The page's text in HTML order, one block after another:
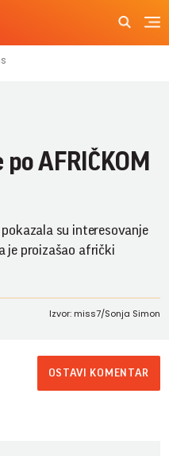
AFRIČKOM
su interesovanje
je proizašao afrički
Izvor: miss7/Sonja Simon
OSTAVI KOMENTAR